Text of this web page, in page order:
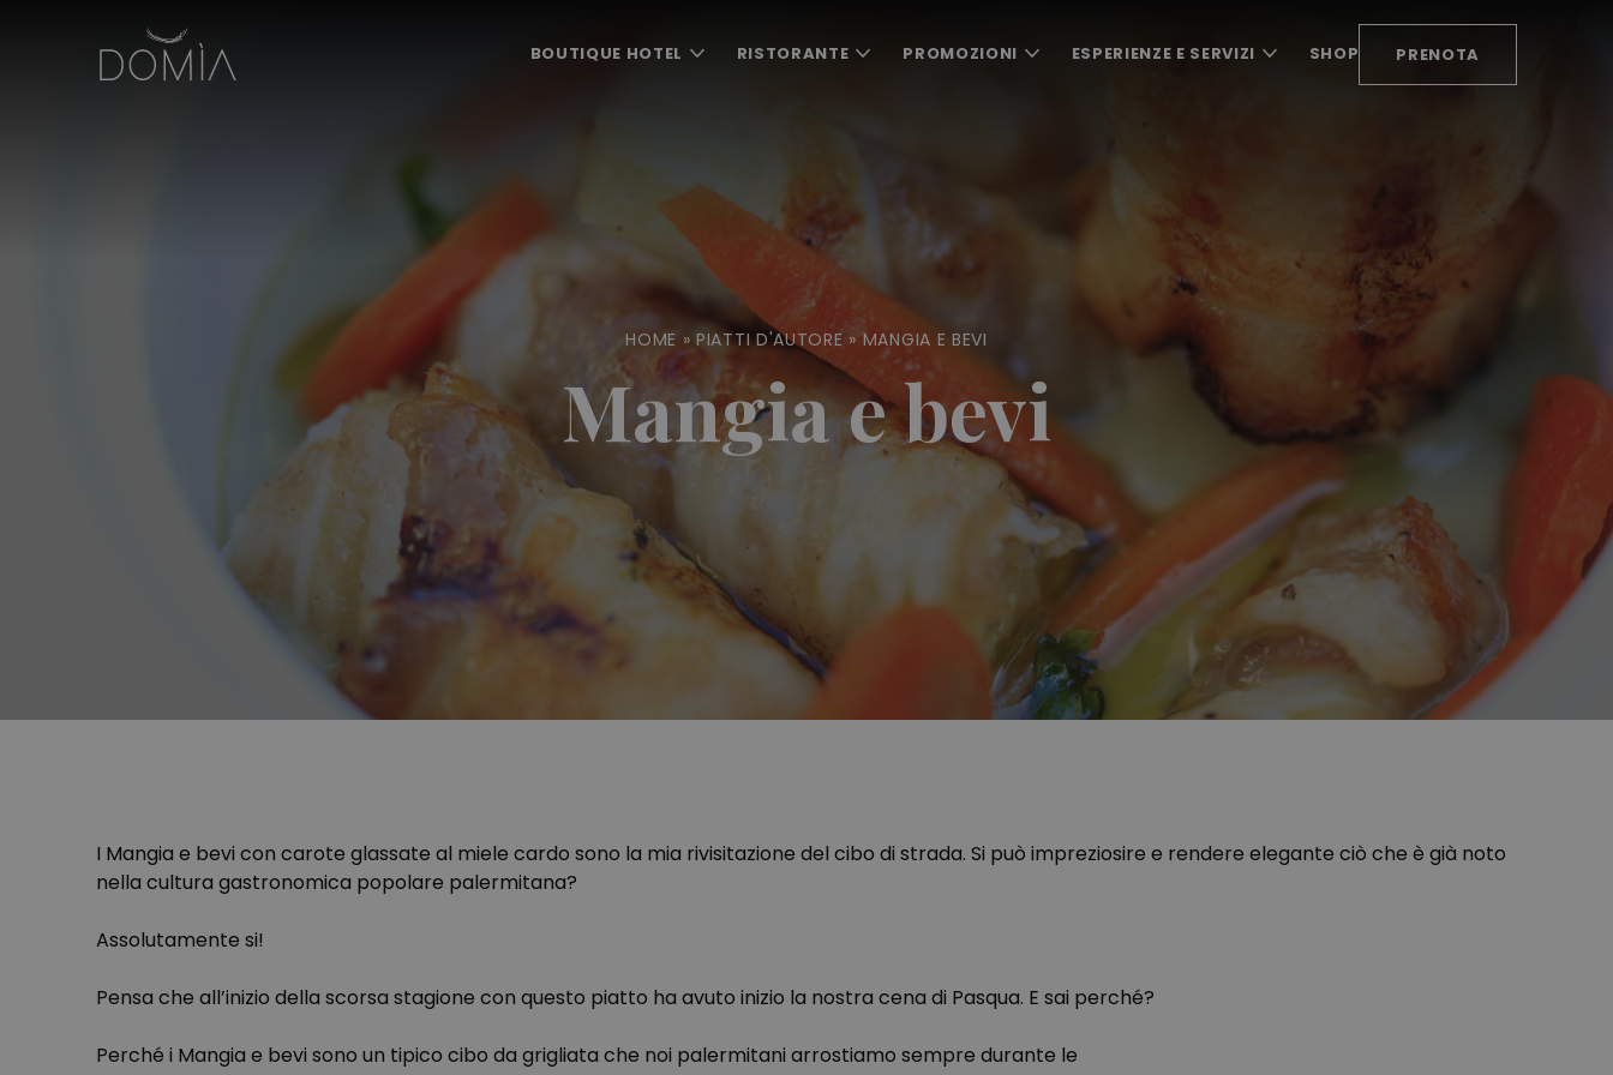
BOUTIQUE HOTEL RISTORANTE PROMOZIONI ESPERIENZE E SERVIZI SHOP PRENOTA
HOME »PIATTI D'AUTORE »MANGIA E BEVI
Mangia e bevi
I Mangia e bevi con carote glassate al miele cardo sono la mia rivisitazione del cibo di strada. Si può impreziosire e rendere elegante ciò che è già noto
nella cultura gastronomica popolare palermitana?
Assolutamente si!
Pensa che all’inizio della scorsa stagione con questo piatto ha avuto inizio la nostra cena di Pasqua. E sai perché?
Perché i Mangia e bevi sono un tipico cibo da grigliata che noi palermitani arrostiamo sempre durante le